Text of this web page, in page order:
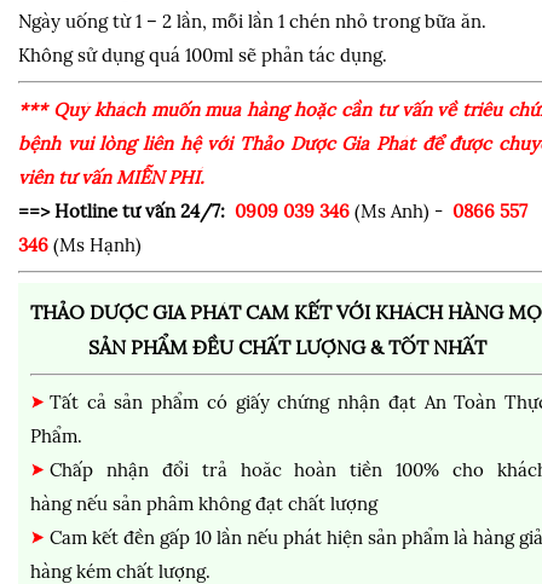
Ngày uống từ 1 – 2 lần, mỗi lần 1 chén nhỏ trong bữa ăn.
Không sử dụng quá 100ml sẽ phản tác dụng.
*** Quý khách muốn mua hàng hoặc cần tư vấn về triêu
bệnh vui lòng liên hệ với Thảo Dược Gia Phát để được
viên tư vấn MIỄN PHÍ.
==> Hotline tư vấn 24/7: 0909 039 346 (Ms Anh) - 0866 557
346 (Ms Hạnh)
THẢO DƯỢC GIA PHÁT CAM KẾT VỚI KHÁCH HÀNG
SẢN PHẨM ĐỀU CHẤT LƯỢNG & TỐT NHẤT
Tất cả sản phẩm có giấy chứng nhận đạt An Toàn
Phẩm.
Chấp nhận đổi trả hoăc hoàn tiền 100% cho
hàng nếu sản phâm không đạt chất lượng
Cam kết đền gấp 10 lần nếu phát hiện sản phẩm là hàng
hàng kém chất lượng.